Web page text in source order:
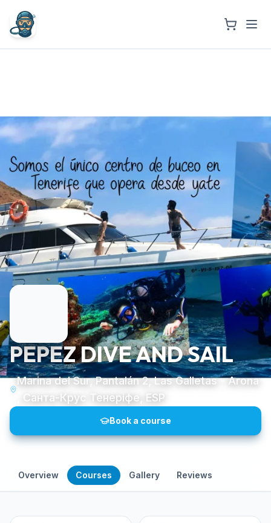
PEPEZ DIVE AND SAIL
Marina del Sur, Pantalán 2, Las Galletas - Arona
, Санта-Крус Тенеріфе, ESP
Book a course
Overview Courses Gallery Reviews